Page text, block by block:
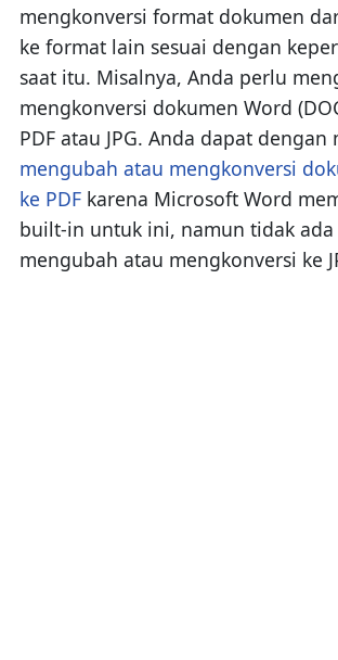
mengkonversi format dokumen
ke format lain sesuai dengan
saat itu. Misalnya, Anda perlu
mengkonversi dokumen Word
PDF atau JPG. Anda dapat dengan
mengubah atau mengkonversi
ke PDFkarena Microsoft Word
built-in untuk ini, namun tidak
mengubah atau mengkonversi ke